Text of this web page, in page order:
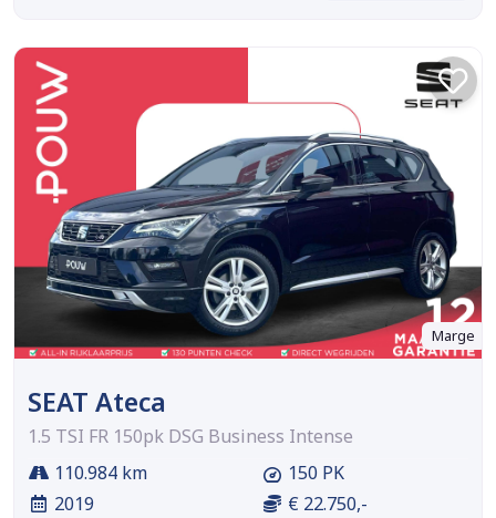
Marge
SEAT Ateca
1.5 TSI FR 150pk DSG Business Intense
110.984 km
2019
150 PK
€ 22.750,-